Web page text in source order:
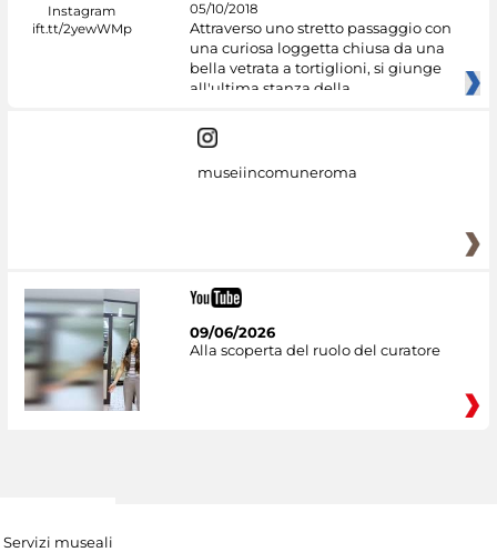
05/10/2018
Attraverso uno stretto passaggio con
una curiosa loggetta chiusa da una
bella vetrata a tortiglioni, si giunge
all'ultima stanza della
museiincomuneroma
09/06/2026
Alla scoperta del ruolo del curatore
Servizi museali